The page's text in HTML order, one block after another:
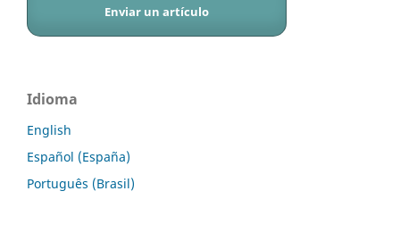
Enviar un artículo
Idioma
English
Español (España)
Português (Brasil)